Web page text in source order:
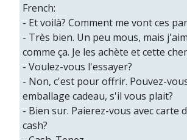
French:
- Et voilà? Comment me vont ces
- Très bien. Un peu mous, mais
comme ça. Je les achète et cette
- Voulez-vous l'essayer?
- Non, c'est pour offrir. Pouvez-
emballage cadeau, s'il vous plait?
- Bien sur. Paierez-vous avec carte
cash?